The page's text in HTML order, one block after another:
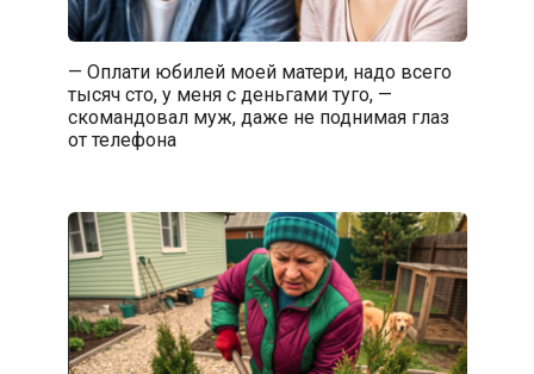
— Оплати юбилей моей матери, надо всего
тысяч сто, у меня с деньгами туго, —
скомандовал муж, даже не поднимая глаз
от телефона